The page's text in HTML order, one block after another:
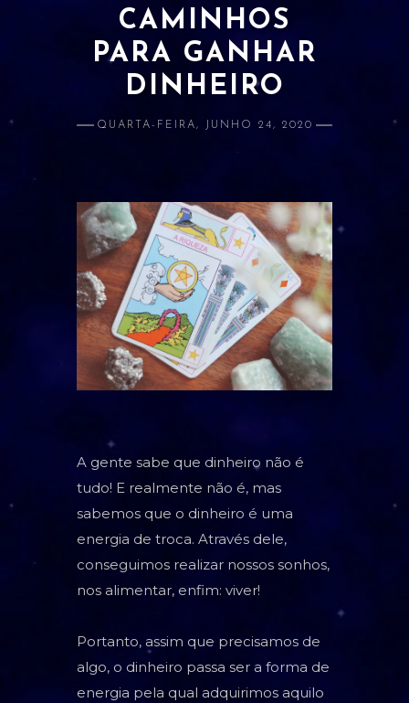
ATRAÇÃO E AMOR PRÓPRIO
BANIMENTO
CLARIVIDÊNCIA
LIMPEZA
PROSPERIDADE
PROTEÇÃO
SAÚDE
ORÁCULOS
BARALHO CIGANO
BARALHO VOVÓ CIGANA
RUNAS NÓRDICAS
GRIMÓRIO
CAMINHOS
PARA GANHAR
DINHEIRO
QUARTA-FEIRA, JUNHO 24, 2020
A gente sabe que dinheiro não é
tudo! E realmente não é, mas
sabemos que o dinheiro é uma
energia de troca. Através dele,
conseguimos realizar nossos sonhos,
nos alimentar, enfim: viver!
Portanto, assim que precisamos de
algo, o dinheiro passa ser a forma de
energia pela qual adquirimos aquilo